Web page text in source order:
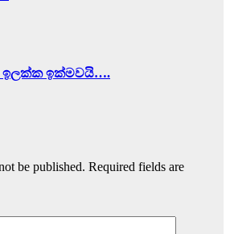
ඉලක්ක ඉක්මවයි….
be published. Required fields are